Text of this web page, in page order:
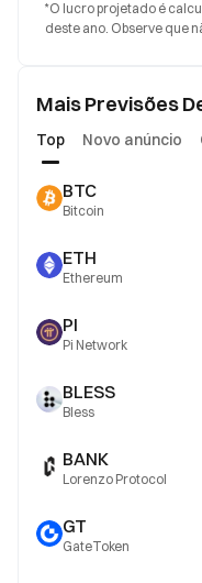
*O lucro projetado é
deste ano. Observe que
Mais Previsões
Top Novo anúncio
BTC
Bitcoin
ETH
Ethereum
PI
Pi Network
BLESS
Bless
BANK
Lorenzo Protocol
GT
GateToken